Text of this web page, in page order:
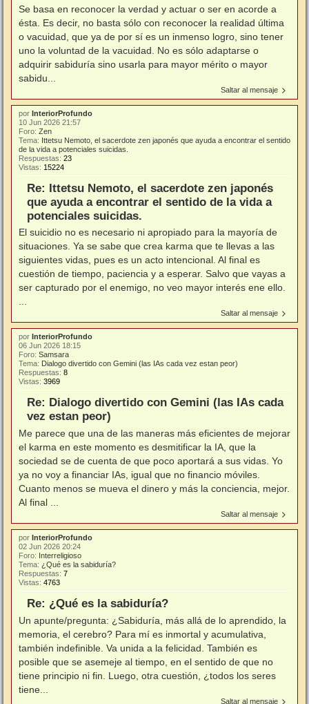
Se basa en reconocer la verdad y actuar o ser en acorde a
ésta. Es decir, no basta sólo con reconocer la realidad última
o vacuidad, que ya de por sí es un inmenso logro, sino tener
uno la voluntad de la vacuidad. No es sólo adaptarse o
adquirir sabiduría sino usarla para mayor mérito o mayor
sabidu...
Saltar al mensaje
por InteriorProfundo
10 Jun 2026 21:57
Foro: Zen
Tema: Ittetsu Nemoto, el sacerdote zen japonés que ayuda a encontrar el sentido
de la vida a potenciales suicidas.
Respuestas: 23
Vistas: 15224
Re: Ittetsu Nemoto, el sacerdote zen japonés
que ayuda a encontrar el sentido de la vida a
potenciales suicidas.
El suicidio no es necesario ni apropiado para la mayoría de
situaciones. Ya se sabe que crea karma que te llevas a las
siguientes vidas, pues es un acto intencional. Al final es
cuestión de tiempo, paciencia y a esperar. Salvo que vayas a
ser capturado por el enemigo, no veo mayor interés ene ello.
...
Saltar al mensaje
por InteriorProfundo
06 Jun 2026 18:15
Foro: Samsara
Tema: Dialogo divertido con Gemini (las IAs cada vez estan peor)
Respuestas: 8
Vistas: 3969
Re: Dialogo divertido con Gemini (las IAs cada
vez estan peor)
Me parece que una de las maneras más eficientes de mejorar
el karma en este momento es desmitificar la IA, que la
sociedad se de cuenta de que poco aportará a sus vidas. Yo
ya no voy a financiar IAs, igual que no financio móviles.
Cuanto menos se mueva el dinero y más la conciencia, mejor.
Al final ...
Saltar al mensaje
por InteriorProfundo
02 Jun 2026 20:24
Foro: Interreligioso
Tema: ¿Qué es la sabiduría?
Respuestas: 7
Vistas: 4763
Re: ¿Qué es la sabiduría?
Un apunte/pregunta: ¿Sabiduría, más allá de lo aprendido, la
memoria, el cerebro? Para mí es inmortal y acumulativa,
también indefinible. Va unida a la felicidad. También es
posible que se asemeje al tiempo, en el sentido de que no
tiene principio ni fin. Luego, otra cuestión, ¿todos los seres
tiene...
Saltar al mensaje